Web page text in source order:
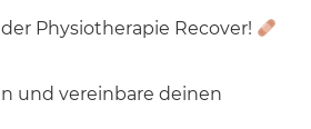
Physiotherapie Recover!
und vereinbare deinen